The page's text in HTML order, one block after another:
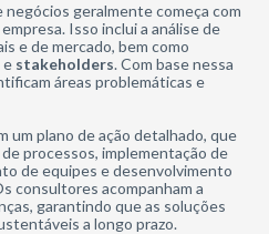
geralmente começa com
Isso inclui a análise de
e de mercado, bem como
e stakeholders. Com base nessa
áreas problemáticas e
um plano de ação detalhado, que
processos, implementação de
de equipes e desenvolvimento
consultores acompanham a
garantindo que as soluções
a longo prazo.